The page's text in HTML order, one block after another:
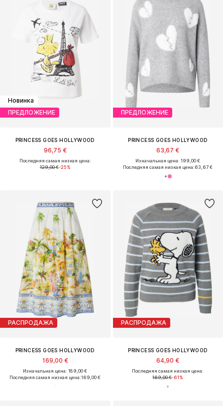
Новинка
ПРЕДЛОЖЕНИЕ
PRINCESS GOES HOLLYWOOD
96,75 €
Последняя самая низкая цена:
129,00 €-25%
ПРЕДЛОЖЕНИЕ
PRINCESS GOES HOLLYWOOD
63,67 €
Изначальная цена: 199,00 €
Последняя самая низкая цена:63,67 €
РАСПРОДАЖА
PRINCESS GOES HOLLYWOOD
169,00 €
Изначальная цена: 189,00 €
Последняя самая низкая цена:169,00 €
РАСПРОДАЖА
PRINCESS GOES HOLLYWOOD
64,90 €
Последняя самая низкая цена:
169,00 €-61%